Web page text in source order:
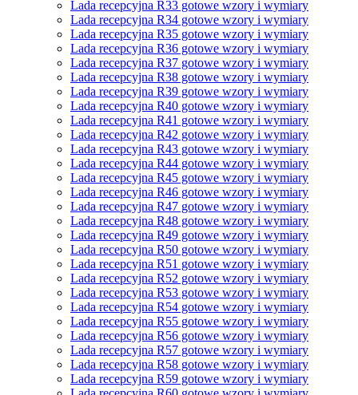
Lada recepcyjna R33 gotowe wzory i wymiary
Lada recepcyjna R34 gotowe wzory i wymiary
Lada recepcyjna R35 gotowe wzory i wymiary
Lada recepcyjna R36 gotowe wzory i wymiary
Lada recepcyjna R37 gotowe wzory i wymiary
Lada recepcyjna R38 gotowe wzory i wymiary
Lada recepcyjna R39 gotowe wzory i wymiary
Lada recepcyjna R40 gotowe wzory i wymiary
Lada recepcyjna R41 gotowe wzory i wymiary
Lada recepcyjna R42 gotowe wzory i wymiary
Lada recepcyjna R43 gotowe wzory i wymiary
Lada recepcyjna R44 gotowe wzory i wymiary
Lada recepcyjna R45 gotowe wzory i wymiary
Lada recepcyjna R46 gotowe wzory i wymiary
Lada recepcyjna R47 gotowe wzory i wymiary
Lada recepcyjna R48 gotowe wzory i wymiary
Lada recepcyjna R49 gotowe wzory i wymiary
Lada recepcyjna R50 gotowe wzory i wymiary
Lada recepcyjna R51 gotowe wzory i wymiary
Lada recepcyjna R52 gotowe wzory i wymiary
Lada recepcyjna R53 gotowe wzory i wymiary
Lada recepcyjna R54 gotowe wzory i wymiary
Lada recepcyjna R55 gotowe wzory i wymiary
Lada recepcyjna R56 gotowe wzory i wymiary
Lada recepcyjna R57 gotowe wzory i wymiary
Lada recepcyjna R58 gotowe wzory i wymiary
Lada recepcyjna R59 gotowe wzory i wymiary